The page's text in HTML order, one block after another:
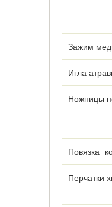
Зажим
Игла
Ножницы
Повязка
Перчатки